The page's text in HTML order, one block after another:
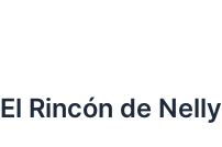
El Rincón de Nelly